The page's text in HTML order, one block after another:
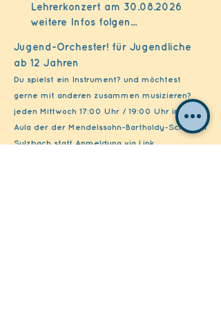
Lehrerkonzert am 30.08.2026
weitere Infos folgen...
Jugend-Orchester! für Jugendliche
ab 12 Jahren
Du spielst ein Instrument? und möchtest
gerne mit anderen zusammen musizieren?
jeden Mittwoch 17:00 Uhr / 19:00 Uhr in der
Aula der der Mendelssohn-Bartholdy-Schule in
Sulzbach statt Anmeldung via Link